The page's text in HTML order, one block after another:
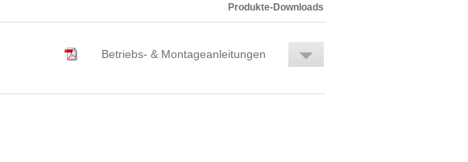
Produkte-Downloads
Betriebs- & Montageanleitungen